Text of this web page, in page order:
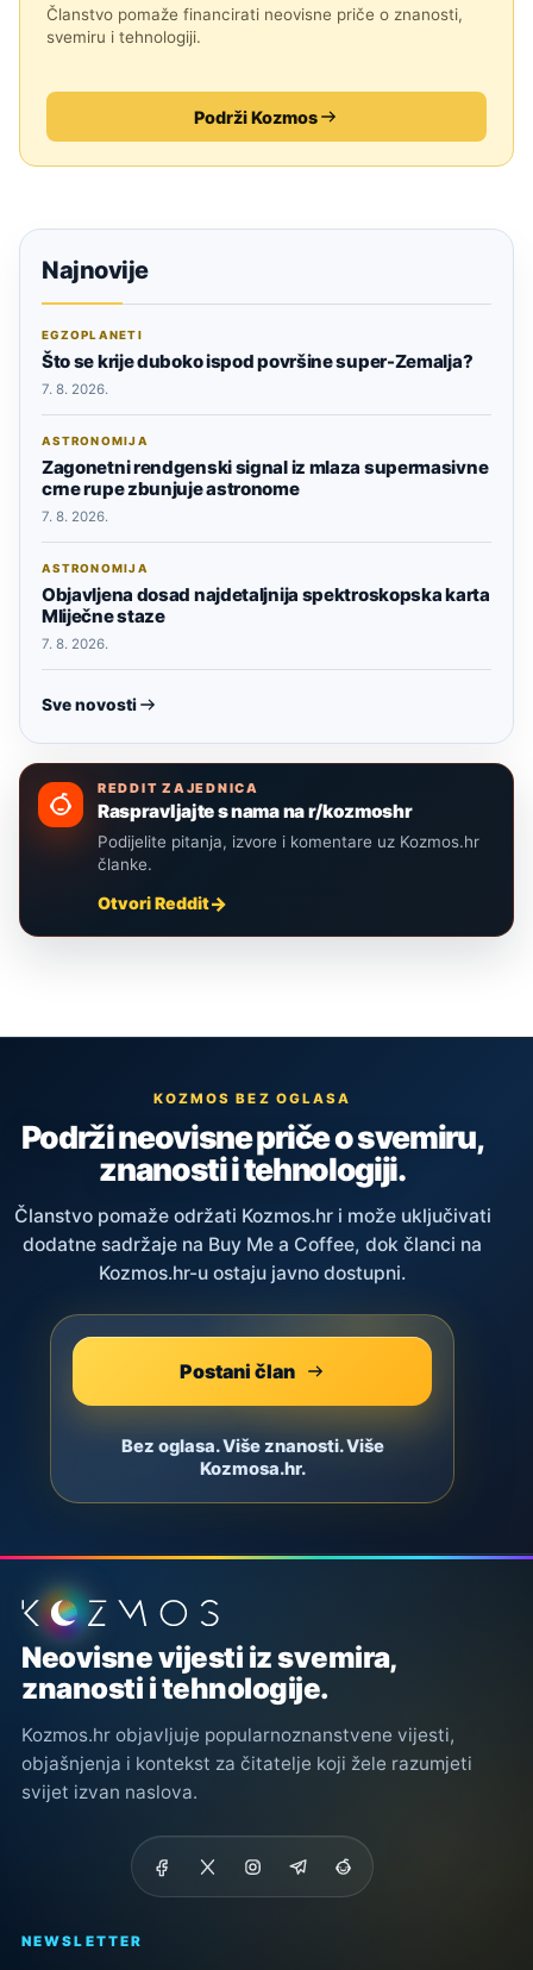
Članstvo pomaže financirati neovisne priče o znanosti,
svemiru i tehnologiji.
Podrži Kozmos
Najnovije
EGZOPLANETI
Što se krije duboko ispod površine super-Zemalja?
7. 8. 2026.
ASTRONOMIJA
Zagonetni rendgenski signal iz mlaza supermasivne
crne rupe zbunjuje astronome
7. 8. 2026.
ASTRONOMIJA
Objavljena dosad najdetaljnija spektroskopska karta
Mliječne staze
7. 8. 2026.
Sve novosti
REDDIT ZAJEDNICA
Raspravljajte s nama na r/kozmoshr
Podijelite pitanja, izvore i komentare uz Kozmos.hr
članke.
Otvori Reddit
KOZMOS BEZ OGLASA
Podrži neovisne priče o svemiru,
znanosti i tehnologiji.
Članstvo pomaže održati Kozmos.hr i može uključivati
dodatne sadržaje na Buy Me a Coffee, dok članci na
Kozmos.hr-u ostaju javno dostupni.
Postani član
Bez oglasa. Više znanosti. Više
Kozmosa.hr.
Podnožje stranice
Neovisne vijesti iz svemira,
znanosti i tehnologije.
Kozmos.hr objavljuje popularnoznanstvene vijesti,
objašnjenja i kontekst za čitatelje koji žele razumjeti
svijet izvan naslova.
NEWSLETTER